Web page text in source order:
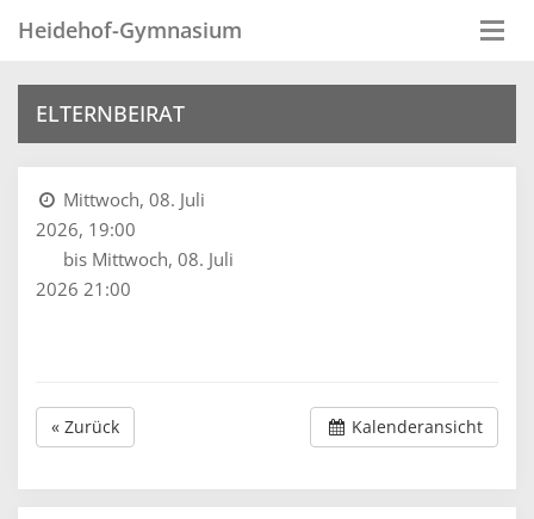
Heidehof-Gymnasium
ELTERNBEIRAT
Mittwoch, 08. Juli
2026, 19:00
bis Mittwoch, 08. Juli
2026 21:00
« Zurück Kalenderansicht